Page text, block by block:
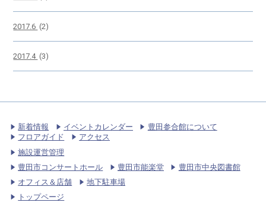
2017.6 (2)
2017.4 (3)
新着情報 イベントカレンダー
豊田参合館について
フロアガイド
アクセス
施設運営管理
豊田市コンサートホール
豊田市能楽堂
豊田市中央図書館
オフィス＆店舗
地下駐車場
トップページ